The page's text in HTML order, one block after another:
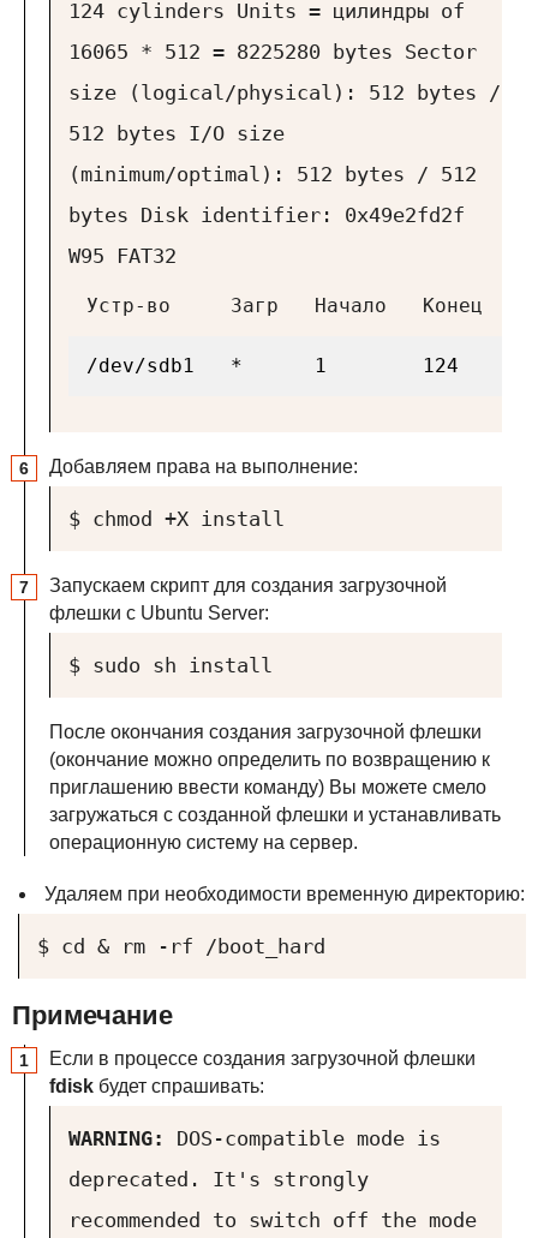
124 cylinders Units = цилиндры of
16065 * 512 = 8225280 bytes Sector
size (logical/physical): 512 bytes /
512 bytes I/O size
(minimum/optimal): 512 bytes / 512
bytes Disk identifier: 0x49e2fd2f
W95 FAT32
Устр-во Загр Начало Конец
/dev/sdb1 * 1 124
Добавляем права на выполнение:
$ chmod +X install
Запускаем скрипт для создания загрузочной
флешки с Ubuntu Server:
$ sudo sh install
После окончания создания загрузочной флешки
(окончание можно определить по возвращению к
приглашению ввести команду) Вы можете смело
загружаться с созданной флешки и устанавливать
операционную систему на сервер.
Удаляем при необходимости временную директорию:
$ cd & rm -rf /boot_hard
Примечание
Если в процессе создания загрузочной флешки
fdisk будет спрашивать:
WARNING:
DOS-compatible mode is
deprecated. It's strongly
recommended to switch off the mode